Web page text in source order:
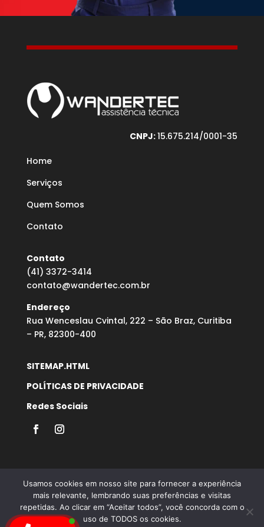
CNPJ:15.675.214/0001-35
Home
Serviços
Quem Somos
Contato
Contato
(41) 3372-3414
contato@wandertec.com.br
Endereço
Rua Wenceslau Cvintal, 222 – São Braz, Curitiba
– PR, 82300-400
SITEMAP.HTML
POLÍTICAS DE PRIVACIDADE
Redes Sociais
Desenvolvido por Agência Microsenior | Websites e
Usamos cookies em nosso site para fornecer a experiência
mais relevante, lembrando suas preferências e visitas
repetidas. Ao clicar em “Aceitar todos”, você concorda com o
uso de TODOS os cookies.